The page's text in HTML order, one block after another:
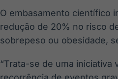
O embasamento científico
redução de 20% no risco
sobrepeso ou obesidade,
“Trata-se de uma